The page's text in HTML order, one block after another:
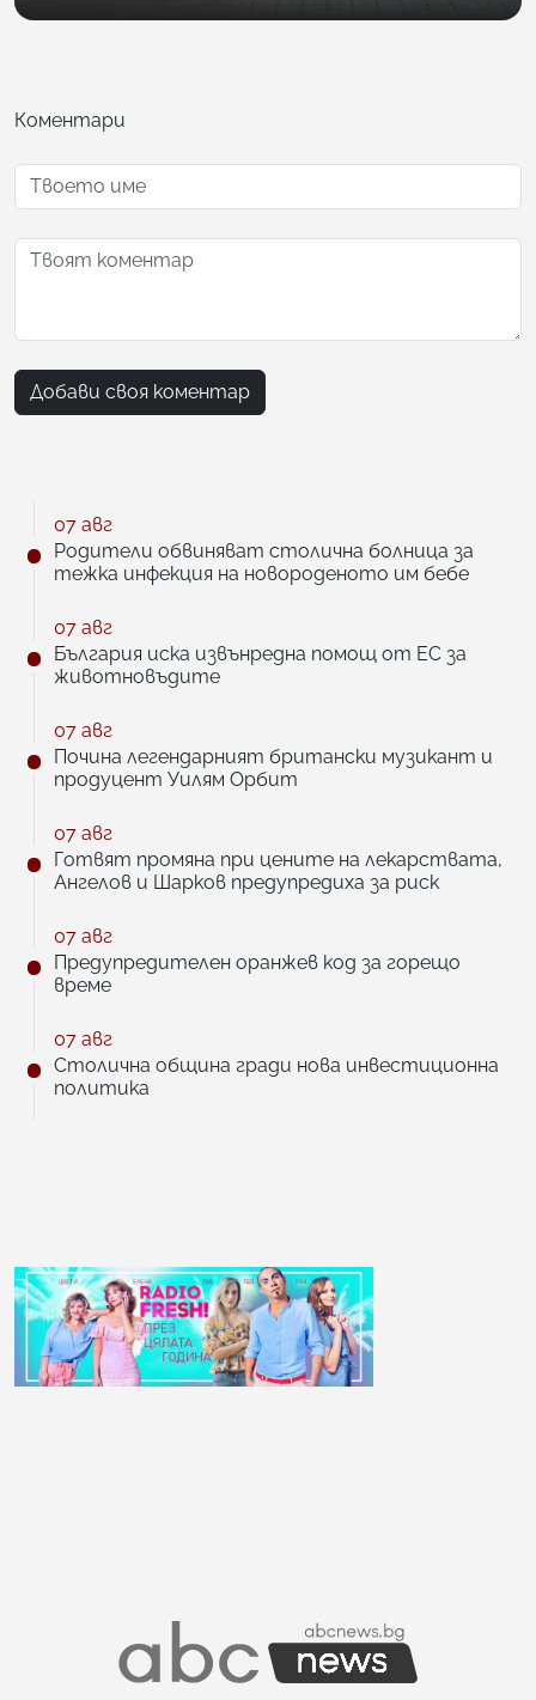
Коментари
Добави своя коментар
07 авг
Родители обвиняват столична болница за
тежка инфекция на новороденото им бебе
07 авг
България иска извънредна помощ от ЕС за
животновъдите
07 авг
Почина легендарният британски музикант и
продуцент Уилям Орбит
07 авг
Готвят промяна при цените на лекарствата,
Ангелов и Шарков предупредиха за риск
07 авг
Предупредителен оранжев код за горещо
време
07 авг
Столична община гради нова инвестиционна
политика